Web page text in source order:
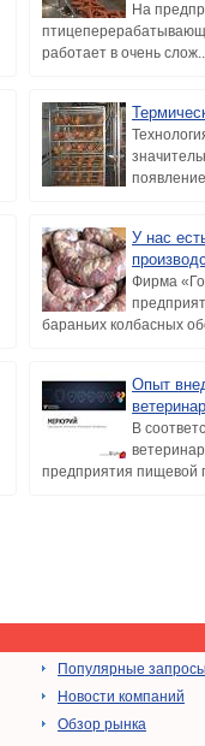
На
работает в очень
У нас
Фирма
бараньих колбасных
Опыт
В
предприятия пищевой
Популярные запросы
Новости компаний
Обзор рынка